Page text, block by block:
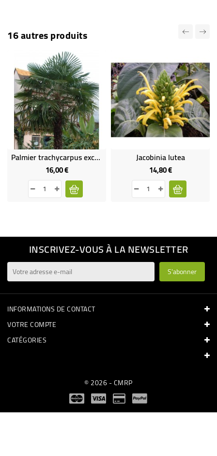
16 autres produits
Palmier trachycarpus excelsa
16,00 €Prix
Jacobinia lutea
14,80 €Prix
INSCRIVEZ-VOUS À LA NEWSLETTER
INFORMATIONS DE CONTACT
VOTRE COMPTE
CATÉGORIES
© 2026 - CMRP